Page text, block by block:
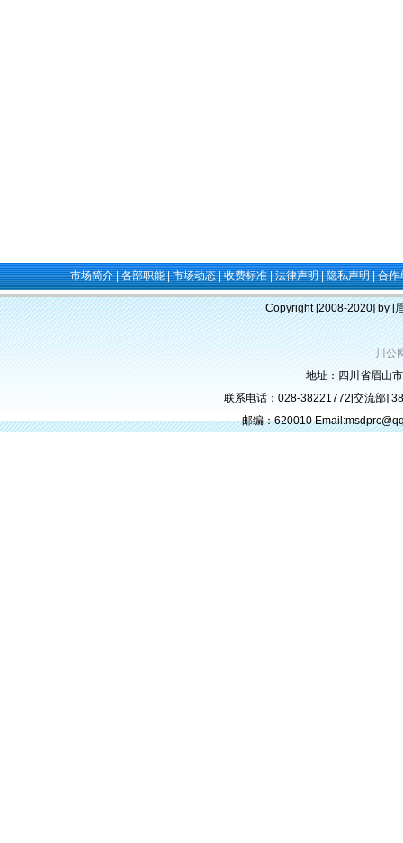
市场简介|各部职能|市场动态|收费标准|法律声明|隐私声明|合作
Copyright [2008-2020] by [
川公
地址：四川省眉山
联系电话：028-38221772[交流部]
邮编：620010